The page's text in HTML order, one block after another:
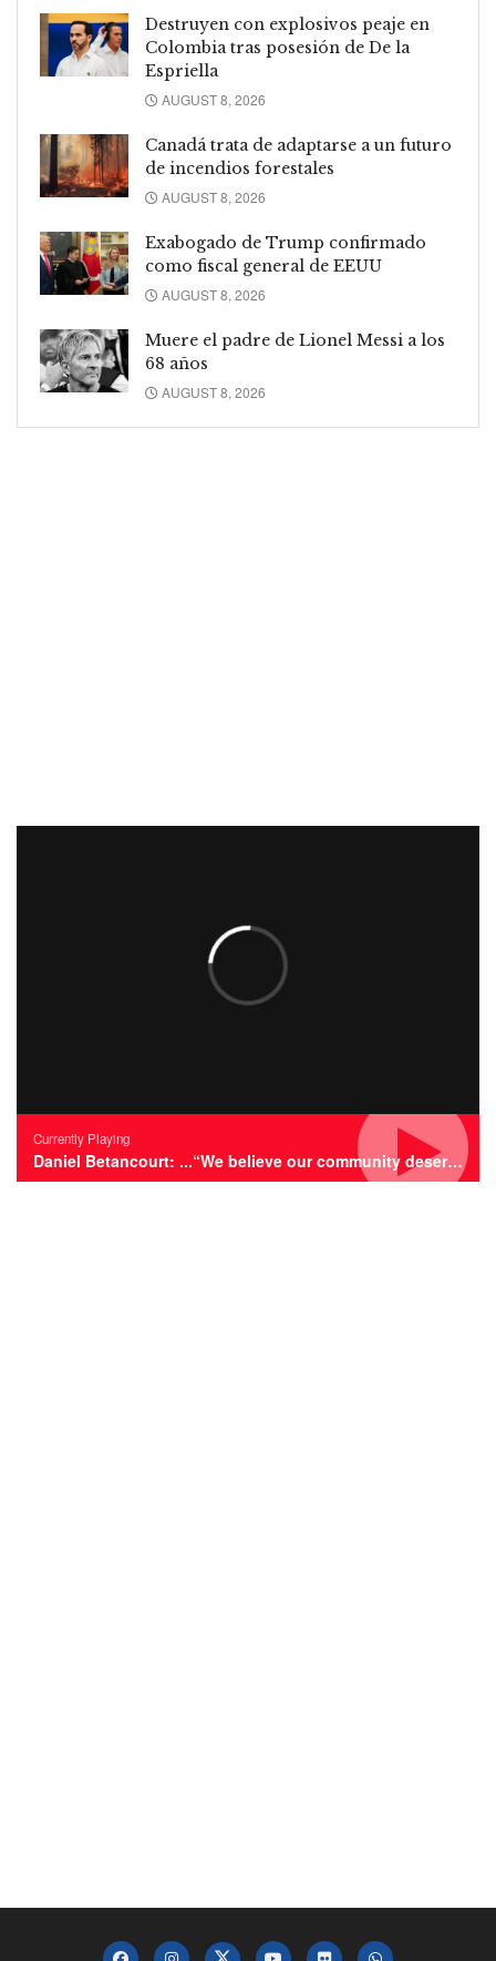
Destruyen con explosivos peaje en
Colombia tras posesión de De la
Espriella
AUGUST 8, 2026
Canadá trata de adaptarse a un futuro
de incendios forestales
AUGUST 8, 2026
Exabogado de Trump confirmado
como fiscal general de EEUU
AUGUST 8, 2026
Muere el padre de Lionel Messi a los
68 años
AUGUST 8, 2026
Currently Playing
Daniel Betancourt: ...“We believe our community deserves the best”...